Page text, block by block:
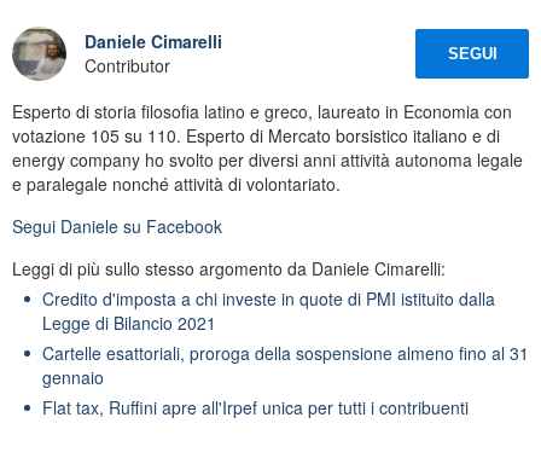
Daniele Cimarelli
Contributor
SEGUI
Esperto di storia filosofia latino e greco, laureato in Economia con
votazione 105 su 110. Esperto di Mercato borsistico italiano e di
energy company ho svolto per diversi anni attività autonoma legale
e paralegale nonché attività di volontariato.
Segui Daniele su Facebook
Leggi di più sullo stesso argomento da Daniele Cimarelli:
Credito d'imposta a chi investe in quote di PMI istituito dalla
Legge di Bilancio 2021
Cartelle esattoriali, proroga della sospensione almeno fino al 31
gennaio
Flat tax, Ruffini apre all'Irpef unica per tutti i contribuenti